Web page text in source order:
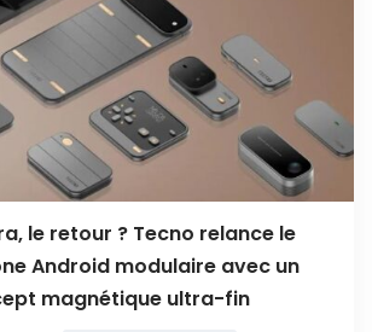
le retour ? Tecno relance le
Android modulaire avec un
magnétique ultra-fin